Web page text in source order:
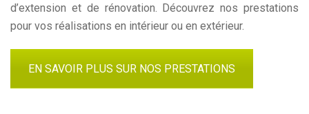
d’extension et de rénovation. Découvrez nos prestations
pour vos réalisations en intérieur ou en extérieur.
EN SAVOIR PLUS SUR NOS PRESTATIONS